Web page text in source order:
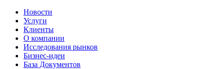
Новости
Услуги
Клиенты
О компании
Исследования рынков
Бизнес-идеи
База Документов